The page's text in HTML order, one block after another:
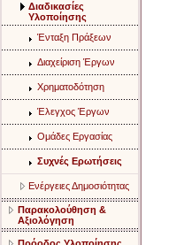
Διαδικασίες
Υλοποίησης
Ένταξη Πράξεων
Διαχείριση Έργων
Χρηματοδότηση
Έλεγχος Έργων
Ομάδες Εργασίας
Συχνές Ερωτήσεις
Ενέργειες Δημοσιότητας
Παρακολούθηση &
Αξιολόγηση